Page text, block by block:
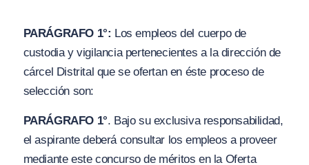
PARÁGRAFO 1°: Los empleos del cuerpo de
custodia y vigilancia pertenecientes a la dirección de
cárcel Distrital que se ofertan en éste proceso de
selección son:
PARÁGRAFO 1°. Bajo su exclusiva responsabilidad,
el aspirante deberá consultar los empleos a proveer
mediante este concurso de méritos en la Oferta